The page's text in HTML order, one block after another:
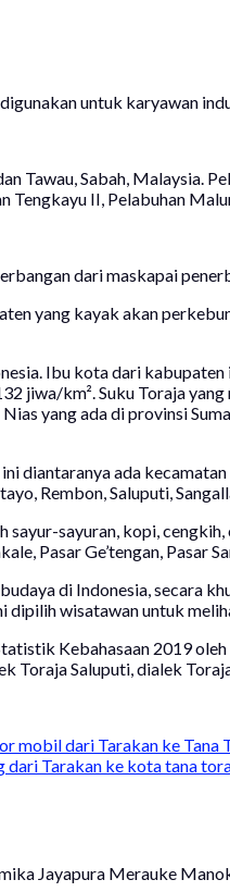
untuk karyawan
Tawau, Sabah, Malaysia.
II, Pelabuhan
dari maskapai
yang kayak akan
Ibu kota dari
jiwa/km². Suku Toraja
yang ada di provinsi
diantaranya ada
Rembon, Saluputi,
sayuran, kopi,
Pasar Ge’tengan, Pasar
di Indonesia, secara
dipilih wisatawan untuk
Kebahasaan 2019
Toraja Saluputi, dialek
mobil dari Tarakan ke Tana
dari Tarakan ke kota tana
Jayapura Merauke